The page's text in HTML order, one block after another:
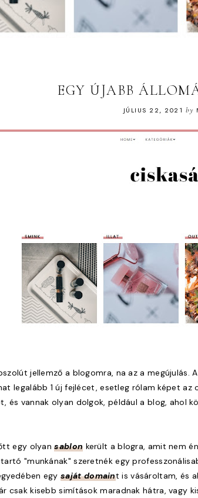
EGY ÚJABB
JÚLIUS 22, 2021 by
jellemző a blogomra, na az a
legalább 1 új fejlécet, esetleg rólam képet az
és vannak olyan dolgok, például a blog, ahol
egy olyansablon került a blogra, amit nem
"munkának" szeretnék egy
egysaját domaint is vásároltam, és
csak kisebb simítások maradnak hátra, vagy